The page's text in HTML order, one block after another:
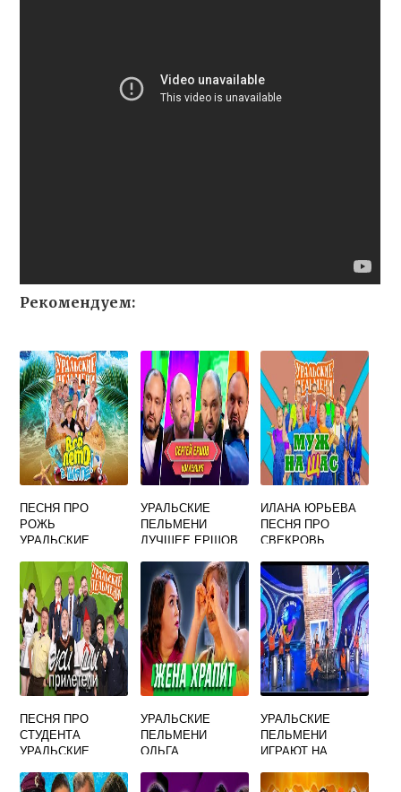
Рекомендуем:
ПЕСНЯ ПРО
РОЖЬ
УРАЛЬСКИЕ
УРАЛЬСКИЕ
ПЕЛЬМЕНИ
ЛУЧШЕЕ ЕРШОВ
ИЛАНА ЮРЬЕВА
ПЕСНЯ ПРО
СВЕКРОВЬ
ПЕЛЬМЕНИ
ПЕСНЯ ПРО
СТУДЕНТА
УРАЛЬСКИЕ
УРАЛЬСКИЕ
ПЕЛЬМЕНИ
ОЛЬГА
УРАЛЬСКИЕ
ПЕЛЬМЕНИ
ИГРАЮТ НА
ЫХ ТРУБАХ